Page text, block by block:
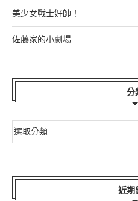
美少女戰士好帥！
佐藤家的小劇場
分
近期